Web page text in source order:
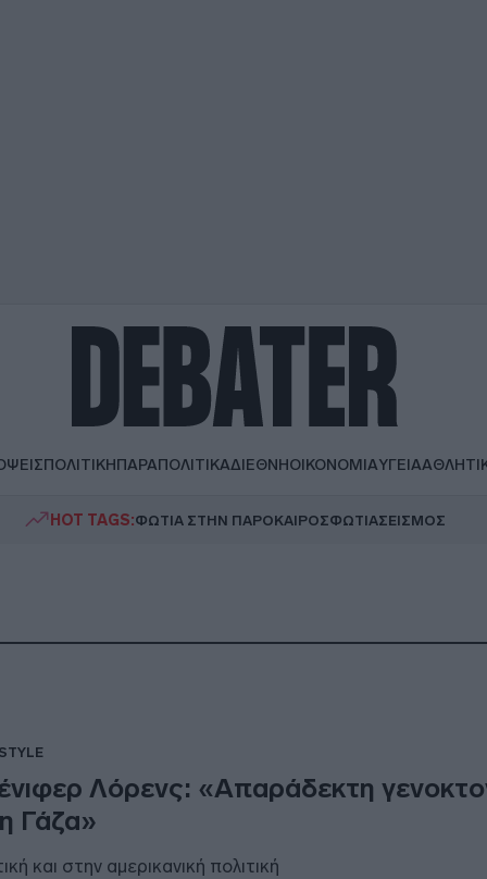
ΠΟΛΙΤΙΚΗΠΑΡΑΠΟΛΙΤΙΚΑΔΙΕΘΝΗΟΙΚΟΝΟΜΙΑΥΓΕΙΑ
HOT TAGS:ΦΩΤΙΑ ΣΤΗΝ ΠΑΡΟΚΑΙΡΟΣΦΩΤΙΑΣΕΙΣΜΟΣ
Λόρενς: «Απαράδεκτη
Γάζα»
και στην αμερικανική πολιτική